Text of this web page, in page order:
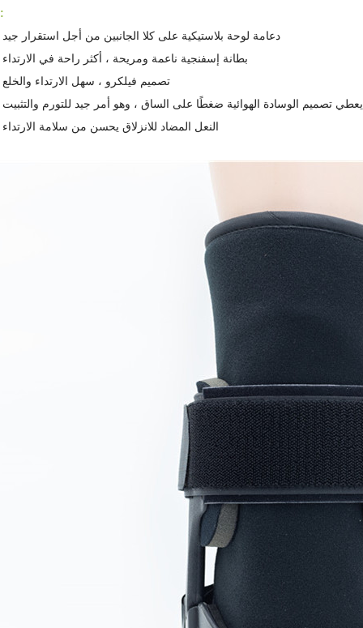
سمات:
دعامة لوحة بلاستيكية على كلا الجانبين من أجل استقرار جيد
بطانة إسفنجية ناعمة ومريحة ، أكثر راحة في الارتداء
تصميم فيلكرو ، سهل الارتداء والخلع
يعطي تصميم الوسادة الهوائية ضغطًا على الساق ، وهو أمر جيد للتورم والتثبيت
النعل المضاد للانزلاق يحسن من سلامة الارتداء